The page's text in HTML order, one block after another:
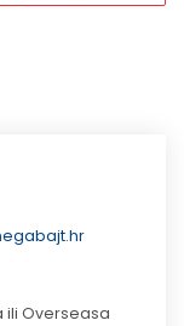
ili Overseasa